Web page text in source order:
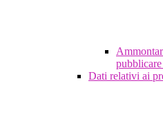
Dati relativi ai